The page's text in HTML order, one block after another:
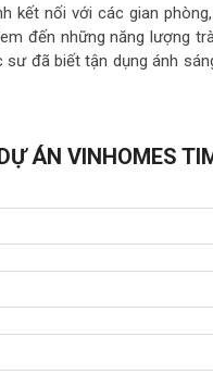
kết nối với các gian
đến những năng lượng
đã biết tận dụng ánh
ÁN VINHOMES